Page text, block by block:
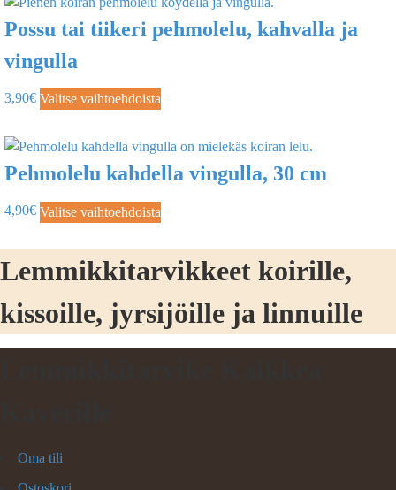
Possu tai tiikeri pehmolelu, kahvalla ja
vingulla
3,90€ Valitse vaihtoehdoista
Pehmolelu kahdella vingulla, 30 cm
4,90€ Valitse vaihtoehdoista
Lemmikkitarvikkeet koirille,
kissoille, jyrsijöille ja linnuille
Oma tili